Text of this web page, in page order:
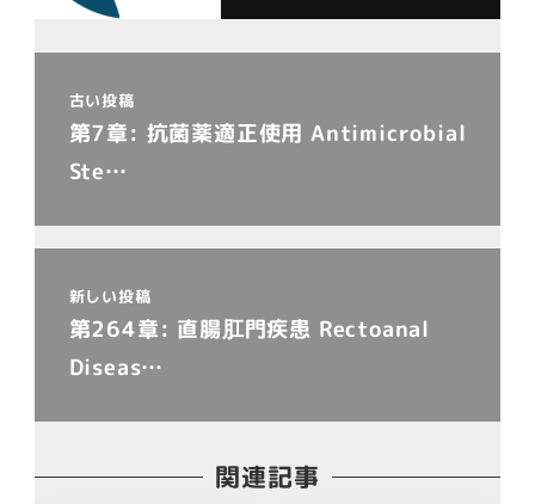
古い投稿
第7章: 抗菌薬適正使用 Antimicrobial
Ste…
新しい投稿
第264章: 直腸肛門疾患 Rectoanal
Diseas…
関連記事